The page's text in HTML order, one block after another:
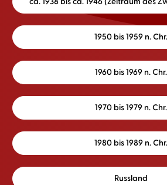
1950 bis 1959 n. Chr.
1960 bis 1969 n. Chr.
1970 bis 1979 n. Chr.
1980 bis 1989 n. Chr.
Russland